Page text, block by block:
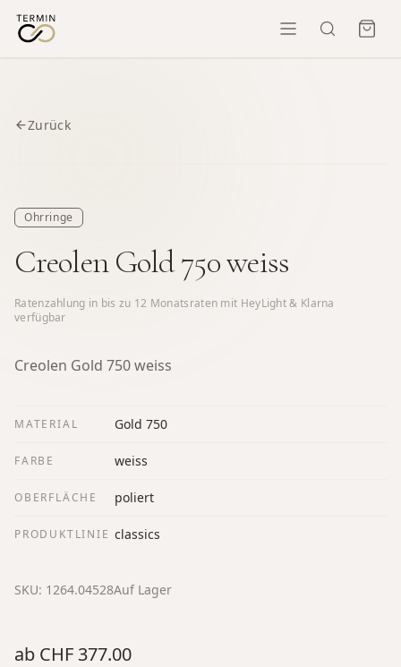
Zurück
Ohrringe
Creolen Gold 750 weiss
Ratenzahlung in bis zu 12 Monatsraten mit HeyLight & Klarna
verfügbar
Creolen Gold 750 weiss
MATERIAL Gold 750
FARBE weiss
OBERFLÄCHE poliert
PRODUKTLINIE classics
SKU: 1264.04528Auf Lager
ab CHF 377.00